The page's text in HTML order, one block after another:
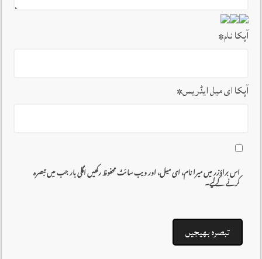
آپکا نام*
آپکا ای میل ایڈریس*
اس براؤزر میں میرا نام، ای میل، اور ویب سائٹ محفوظ رکھیں اگلی بار جب میں تبصرہ
کرنے کےلیے۔